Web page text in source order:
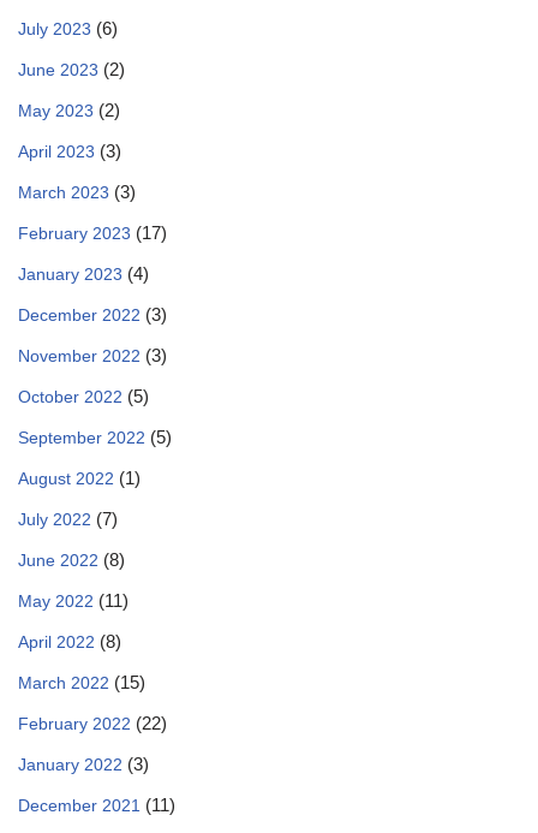
July 2023 (6)
June 2023 (2)
May 2023 (2)
April 2023 (3)
March 2023 (3)
February 2023 (17)
January 2023 (4)
December 2022 (3)
November 2022 (3)
October 2022 (5)
September 2022 (5)
August 2022 (1)
July 2022 (7)
June 2022 (8)
May 2022 (11)
April 2022 (8)
March 2022 (15)
February 2022 (22)
January 2022 (3)
December 2021 (11)